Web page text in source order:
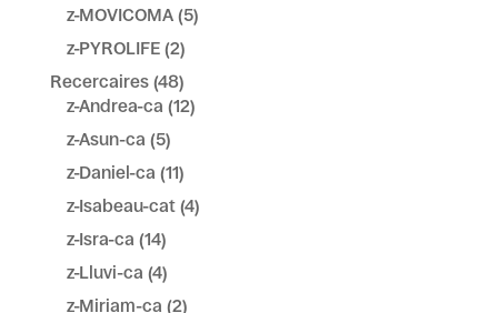
z-MOVICOMA(5)
z-PYROLIFE(2)
Recercaires(48)
z-Andrea-ca (12)
z-Asun-ca (5)
z-Daniel-ca (11)
z-Isabeau-cat(4)
z-Isra-ca (14)
z-Lluvi-ca (4)
z-Miriam-ca (2)